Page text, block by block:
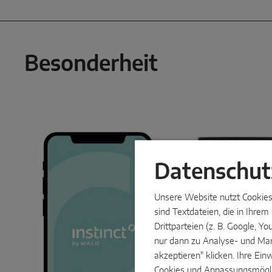
Besonderheit
Unsere Website nutzt
sind Textdateien, die in
Drittparteien (z. B. Google,
nur dann zu Analyse- und
akzeptieren" klicken. Ihre